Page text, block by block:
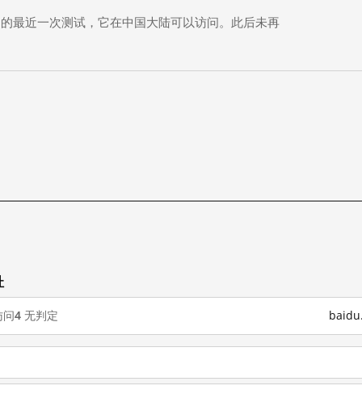
最近一次测试，它在中国大陆可以访问。此后未再
问4 无判定